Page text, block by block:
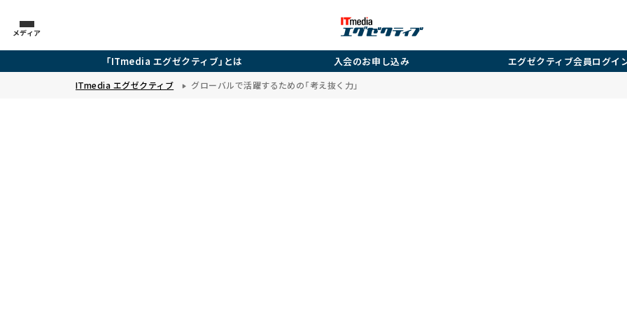
メディア
「ITmedia エグゼクティブ」とは 入会のお申し込み エグゼクティブ会員ログイ
ITmedia エグゼクティブ グローバルで活躍するための「考え抜く力」